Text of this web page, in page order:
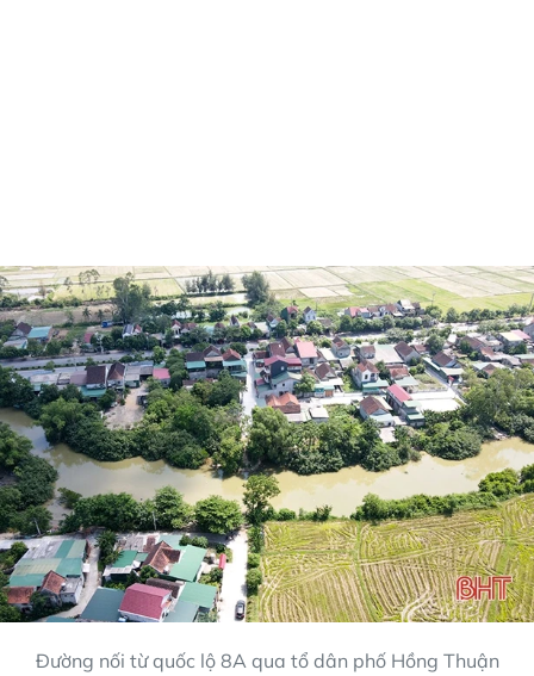
Đường nối từ quốc lộ 8A qua tổ dân phố Hồng Thuận